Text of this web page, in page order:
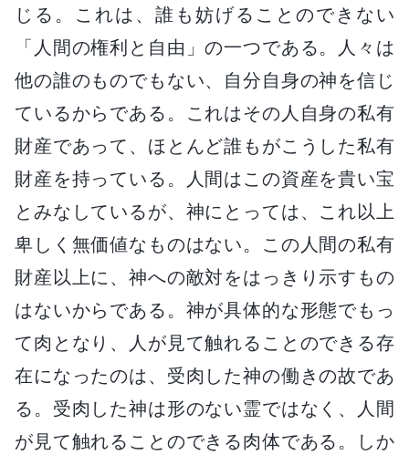
じる。これは、誰も妨げることのできない
「人間の権利と自由」の一つである。人々は
他の誰のものでもない、自分自身の神を信じ
ているからである。これはその人自身の私有
財産であって、ほとんど誰もがこうした私有
財産を持っている。人間はこの資産を貴い宝
とみなしているが、神にとっては、これ以上
卑しく無価値なものはない。この人間の私有
財産以上に、神への敵対をはっきり示すもの
はないからである。神が具体的な形態でもっ
て肉となり、人が見て触れることのできる存
在になったのは、受肉した神の働きの故であ
る。受肉した神は形のない霊ではなく、人間
が見て触れることのできる肉体である。しか